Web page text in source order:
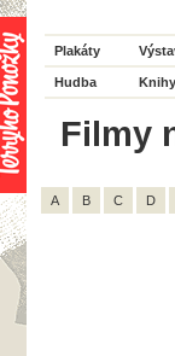
Plakáty
Hudba
Filmy
A B C D